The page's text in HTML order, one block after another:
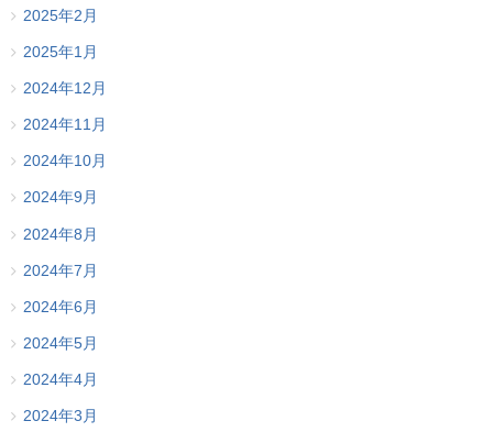
2025年2月
2025年1月
2024年12月
2024年11月
2024年10月
2024年9月
2024年8月
2024年7月
2024年6月
2024年5月
2024年4月
2024年3月